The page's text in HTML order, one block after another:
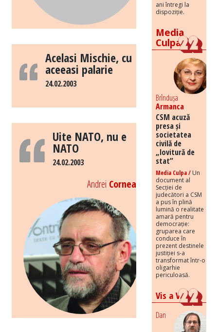
Acelasi Mischie, cu
aceeasi palarie
24.02.2003
Uite NATO, nu e
NATO
24.02.2003
Andrei Cornea
ani întregi la
dispoziție.
Media
Culpa
Brîndușa
Armanca
CSM acuză
presa și
societatea
civilă de
„lovitură de
stat”
Media Culpa / Un
document al
Secției de
judecători a CSM
a pus în plină
lumină o realitate
amară pentru
democrație:
gruparea care
conduce în
prezent destinele
justiției s-a
transformat într-o
oligarhie
periculoasă.
Vis a Vis
Dan